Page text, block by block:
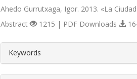
Ahedo Gurrutxaga, Igor. 2013. «La
Abstract 1215 | PDF Downloads
Keywords